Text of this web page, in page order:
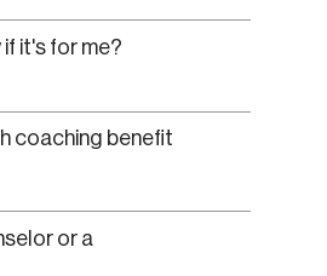
it's for me?
coaching benefit
or a